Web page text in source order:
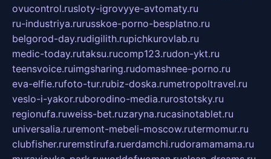
ovucontrol.rusloty-igrovyye-avtomaty.ru
ru-industriya.rurusskoe-porno-besplatno.ru
belgorod-day.rudigilith.rupichkurovlab.ru
medic-today.rutaksu.rucomp123.rudon-ykt.ru
teensvoice.ruimgsharing.rudomashnee-porno.ru
eva-elfie.rufoto-tur.rubiz-doska.rumetropoltravel.ru
veslo-i-yakor.ruborodino-media.rurostotsky.ru
regionufa.ruweiss-bet.ruzaryna.rucasinotablet.ru
universalia.ruremont-mebeli-moscow.rutermomur.ru
clubfisher.ruremstirufa.ruerdamchi.rudoramamama.ru